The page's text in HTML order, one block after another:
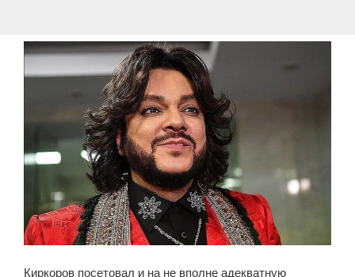
Киркоров посетовал и на не вполне адекватную